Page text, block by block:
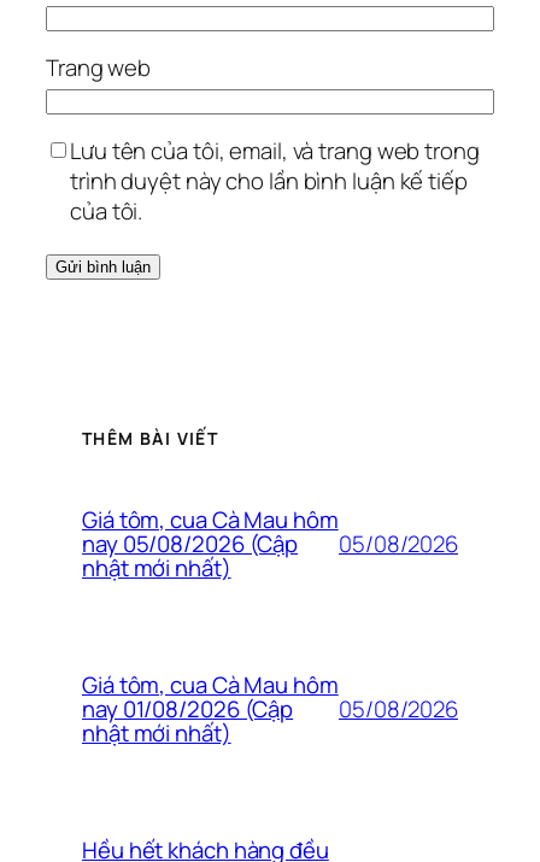
Trang web
Lưu tên của tôi, email, và trang web trong
trình duyệt này cho lần bình luận kế tiếp
của tôi.
THÊM BÀI VIẾT
Giá tôm, cua Cà Mau hôm
nay 05/08/2026 (Cập
nhật mới nhất)
05/08/2026
Giá tôm, cua Cà Mau hôm
nay 01/08/2026 (Cập
nhật mới nhất)
05/08/2026
Hều hết khách hàng đều